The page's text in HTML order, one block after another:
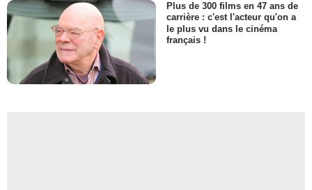
Plus de 300 films en 47 ans de
carrière : c'est l'acteur qu'on a
le plus vu dans le cinéma
français !